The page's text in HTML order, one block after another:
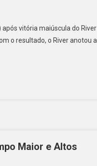
vitória maiúscula do River
o resultado, o River anotou a
Maior e Altos